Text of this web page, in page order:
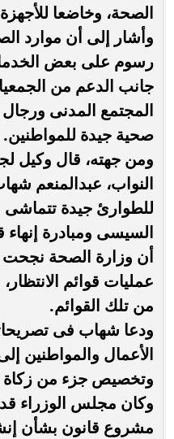
الصحة، وخاضعا للأجهزة
وأشار إلى أن موارد
رسوم على بعض
جانب الدعم من
المجتمع المدنى ورجال
صحية جيدة للمواطنين.
ومن جهته، قال وكيل
النواب، عبدالمنعم
للطوارئ جيدة
السيسى ومبادرة إنهاء
أن وزارة الصحة
عمليات قوائم
من تلك القوائم.
ودعا شهاب فى
الأعمال والمواطنين
وتخصيص جزء من زكاة
وكان مجلس الوزراء
مشروع قانون بشأن